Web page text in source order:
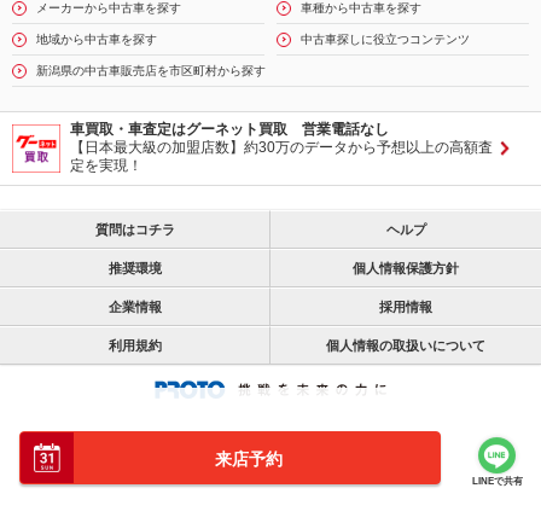
来店予約
LINEで共有
メーカーから中古車を探す 車種から中古車を探す
地域から中古車を探す 中古車探しに役立つコンテンツ
新潟県の中古車販売店を市区町村から探す
車買取・車査定はグーネット買取 営業電話なし
【日本最大級の加盟店数】約30万のデータから予想以上の高額査
定を実現！
質問はコチラ ヘルプ
推奨環境 個人情報保護方針
企業情報 採用情報
利用規約 個人情報の取扱いについて